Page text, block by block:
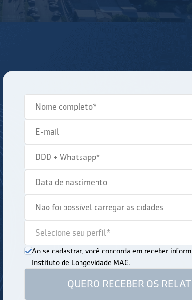
Ao se cadastrar, você concorda em receber
Instituto de Longevidade MAG.